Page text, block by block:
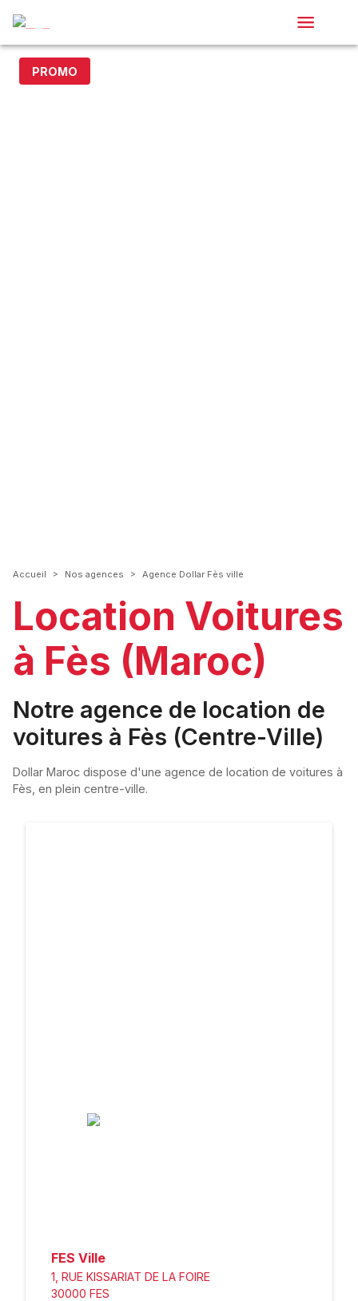
PROMO
Accueil > Nos agences > Agence Dollar Fès ville
Location Voitures
à Fès (Maroc)
Notre agence de location de
voitures à Fès (Centre-Ville)
Dollar Maroc dispose d'une agence de location de voitures à
Fès, en plein centre-ville.
FES Ville
1, RUE KISSARIAT DE LA FOIRE
30000 FES